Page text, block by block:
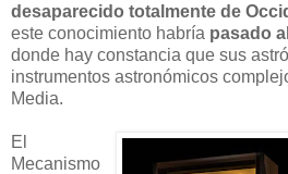
desaparecido totalmente de
este conocimiento habría pasado
donde hay constancia que sus
instrumentos astronómicos
Media.
El
Mecanismo